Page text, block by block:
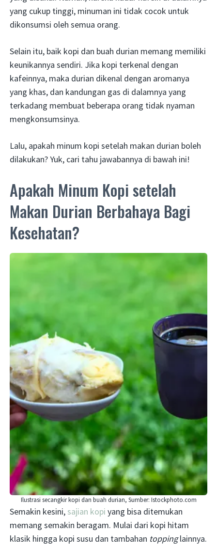
yang cukup tinggi, minuman ini tidak cocok untuk
dikonsumsi oleh semua orang.
Selain itu, baik kopi dan buah durian memang memiliki
keunikannya sendiri. Jika kopi terkenal dengan
kafeinnya, maka durian dikenal dengan aromanya
yang khas, dan kandungan gas di dalamnya yang
terkadang membuat beberapa orang tidak nyaman
mengkonsumsinya.
Lalu, apakah minum kopi setelah makan durian boleh
dilakukan? Yuk, cari tahu jawabannya di bawah ini!
Apakah Minum Kopi setelah
Makan Durian Berbahaya Bagi
Kesehatan?
Ilustrasi secangkir kopi dan buah durian, Sumber: Istockphoto.com
Semakin kesini, sajian kopi yang bisa ditemukan
memang semakin beragam. Mulai dari kopi hitam
klasik hingga kopi susu dan tambahan toppinglainnya.